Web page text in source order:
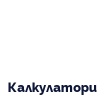
Калкулатори